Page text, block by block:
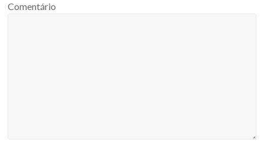
Comentário